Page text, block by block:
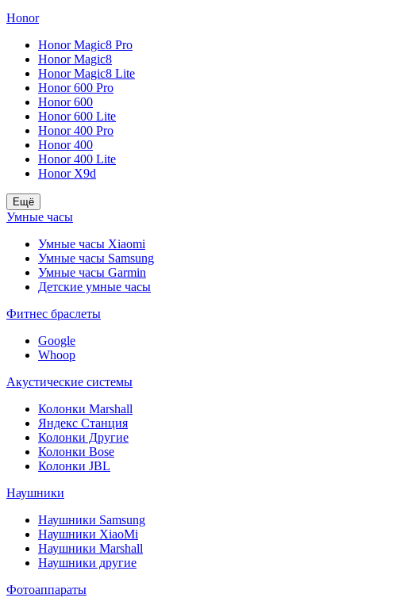
Honor
Honor Magic8 Pro
Honor Magic8
Honor Magic8 Lite
Honor 600 Pro
Honor 600
Honor 600 Lite
Honor 400 Pro
Honor 400
Honor 400 Lite
Honor X9d
Ещё
Умные часы
Умные часы Xiaomi
Умные часы Samsung
Умные часы Garmin
Детские умные часы
Фитнес браслеты
Google
Whoop
Акустические системы
Колонки Marshall
Яндекс Станция
Колонки Другие
Колонки Bose
Колонки JBL
Наушники
Наушники Samsung
Наушники XiaoMi
Наушники Marshall
Наушники другие
Фотоаппараты